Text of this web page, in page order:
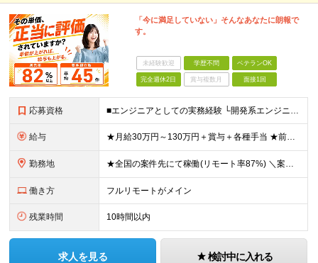
「今に満足していない」そんなあなたに朗報で
す。
未経験歓迎 学歴不問 ベテランOK
完全週休2日 賞与複数月 面接1回
応募資格 ■エンジニアとしての実務経験 └開発系エンジニア／サーバ／NWの設計・構築や運用・保守／テクサポ経験／Web系 等 ◎学歴・ブランク・転職回数不問。20代、30代、40代が幅広く活躍中！ ◎選考はW
給与 ★月給30万円～130万円＋賞与＋各種手当 ★前職給与保証 ※給与は案件単価に完全連動 ※案件の契約内容や昇給、賞与額はすべて開示いたします。 ※上記給与には、月30時間の固定残業代（57,143円
勤務地 ★全国の案件先にて稼働(リモート率87%) ＼案件は「100%選択制」なので、理想の働き方が可能！／ ＼＼フルリモート・ハイブリッド・フル出社から選択可能です／／ ※事務作業／帰社日はありません
働き方 フルリモートがメイン
残業時間 10時間以内
求人を見る 検討中に入れる